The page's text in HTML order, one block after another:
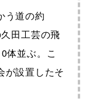
う道の約
田工芸の飛
体並ぶ。こ
が設置したそ